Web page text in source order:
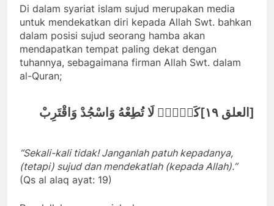
Di dalam syariat islam sujud merupakan media
untuk mendekatkan diri kepada Allah Swt. bahkan
dalam posisi sujud seorang hamba akan
mendapatkan tempat paling dekat dengan
tuhannya, sebagaimana firman Allah Swt. dalam
al-Quran;
كَلَّاۗ لَا تُطِعْهُ وَاسْجُدْ وَاقْتَرِبْ[ العلق ١٩ ]
“Sekali-kali tidak! Janganlah patuh kepadanya,
(tetapi) sujud dan mendekatlah (kepada Allah).”
(Qs al alaq ayat: 19)